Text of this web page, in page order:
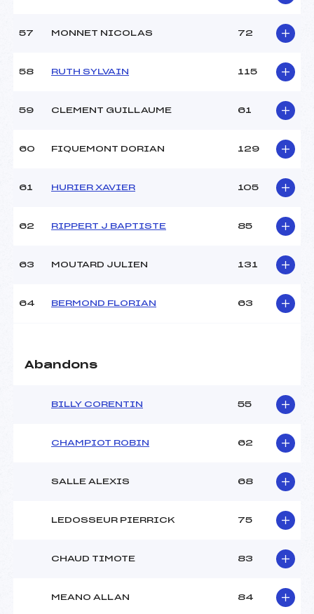
57 MONNET NICOLAS 72
58 RUTH SYLVAIN 115
59 CLEMENT GUILLAUME 61
60 FIQUEMONT DORIAN 129
61 HURIER XAVIER 105
62 RIPPERT J BAPTISTE 85
63 MOUTARD JULIEN 131
64 BERMOND FLORIAN 63
Abandons
BILLY CORENTIN 55
CHAMPIOT ROBIN 62
SALLE ALEXIS 68
LEDOSSEUR PIERRICK 75
CHAUD TIMOTE 83
MEANO ALLAN 84